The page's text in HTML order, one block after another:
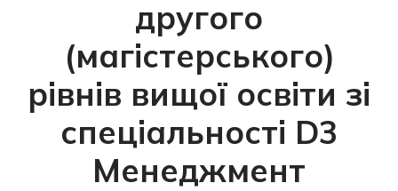
другого
(магістерського)
рівнів вищої освіти зі
спеціальності D3
Менеджмент